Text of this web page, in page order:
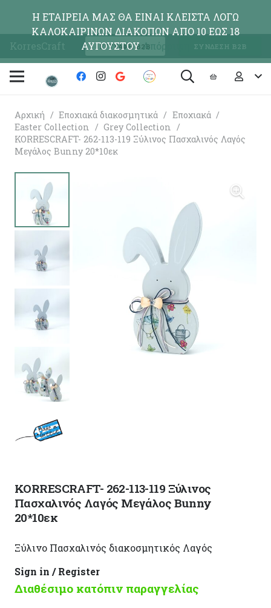
KorresCraft ΕΓΓΡΑΦΗ Β2Β ΣΥΝΔΕΣΗ Β2Β
Αρχική / Εποχιακά διακοσμητικά / Εποχιακά /
Easter Collection / Grey Collection /
KORRESCRAFT- 262-113-119 Ξύλινος Πασχαλινός Λαγός
Μεγάλος Bunny 20*10εκ
KORRESCRAFT- 262-113-119 Ξύλινος
Πασχαλινός Λαγός Μεγάλος Bunny
20*10εκ
Ξύλινο Πασχαλινός διακοσμητικός Λαγός
Sign in / Register
Διαθέσιμο κατόπιν παραγγελίας
Η ΕΤΑΙΡΕΙΑ ΜΑΣ ΘΑ ΕΙΝΑΙ ΚΛΕΙΣΤΑ ΛΟΓΩ
ΚΑΛΟΚΑΙΡΙΝΩΝ ΔΙΑΚΟΠΩΝ ΑΠΟ 10 ΕΩΣ 18
ΑΥΓΟΥΣΤΟΥΑπόρριψη